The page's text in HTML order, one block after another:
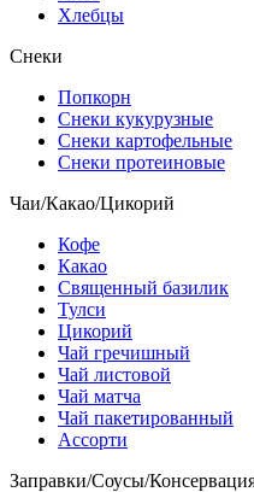
Хлебцы
Снеки
Попкорн
Снеки кукурузные
Снеки картофельные
Снеки протеиновые
Чаи/Какао/Цикорий
Кофе
Какао
Священный базилик
Тулси
Цикорий
Чай гречишный
Чай листовой
Чай матча
Чай пакетированный
Ассорти
Заправки/Соусы/